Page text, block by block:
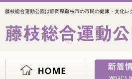
藤枝総合運動公園は静岡県藤枝市の市民の健康・文化